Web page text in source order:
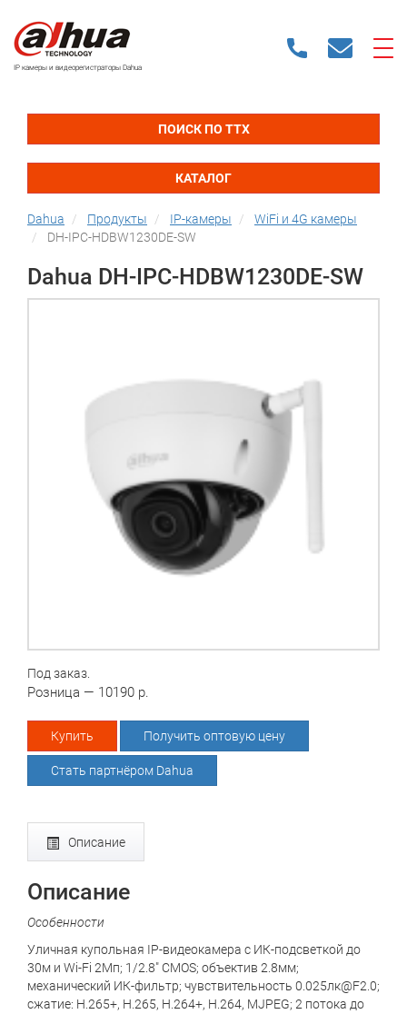
IP камеры и видеорегистраторы Dahua
ПОИСК ПО ТТХ
КАТАЛОГ
Dahua Продукты IP-камеры
WiFi и 4G камеры
DH-IPC-HDBW1230DE-SW
Dahua DH-IPC-HDBW1230DE-SW
Под заказ.
Розница — 10190 р.
Купить Получить оптовую цену
Стать партнёром Dahua
Описание
Описание
Особенности
Уличная купольная IP-видеокамера с ИК-подсветкой до
30м и Wi-Fi 2Мп; 1/2.8" CMOS; объектив 2.8мм;
механический ИК-фильтр; чувствительность 0.025лк@F2.0;
сжатие: H.265+, H.265, H.264+, H.264, MJPEG; 2 потока до